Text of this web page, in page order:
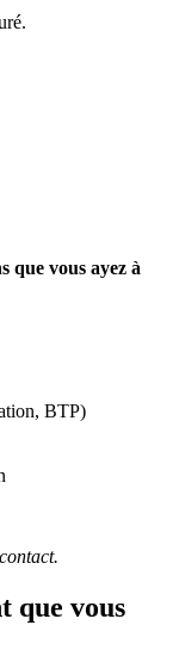
que vous ayez à
BTP)
que vous